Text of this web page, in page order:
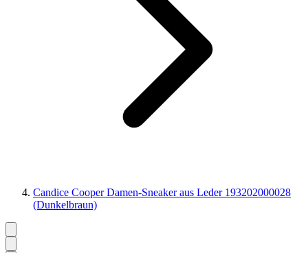
Candice Cooper Damen-Sneaker aus Leder 193202000028
(Dunkelbraun)